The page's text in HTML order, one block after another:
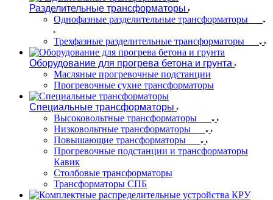
Разделительные трансформаторы
Однофазные разделительные трансформаторы
Трехфазные разделительные трансформаторы
Оборудование для прогрева бетона и грунта
Масляные прогревочные подстанции
Прогревочные сухие трансформаторы
Специальные трансформаторы
Высоковольтные трансформаторы
Низковольтные трансформаторы
Повышающие трансформаторы
Прогревочные подстанции и трансформаторы
Кавик
Столбовые трансформаторы
Трансформаторы СПБ